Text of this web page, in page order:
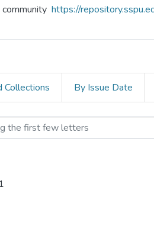
https://
Collections By Issue Date
mater by